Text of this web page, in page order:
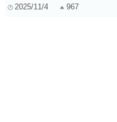
2025/11/4 967